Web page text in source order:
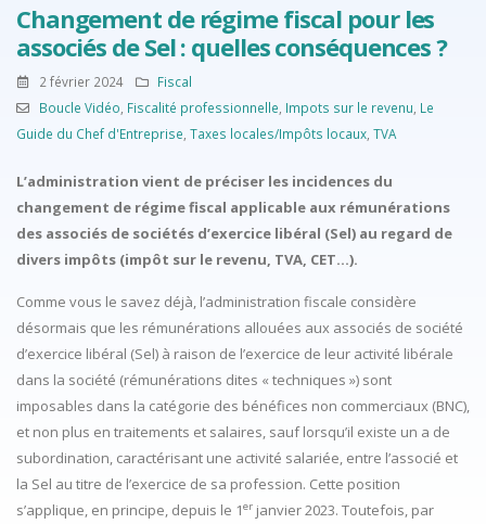
Changement de régime fiscal pour les
associés de Sel : quelles conséquences ?
2 février 2024
Fiscal
Boucle Vidéo Fiscalité professionnelle Impots sur le revenu Le
Guide du Chef d'Entreprise Taxes locales/Impôts locaux TVA
L’administration vient de préciser les incidences du
changement de régime fiscal applicable aux rémunérations
des associés de sociétés d’exercice libéral (Sel) au regard de
divers impôts (impôt sur le revenu, TVA, CET…).
Comme vous le savez déjà, l’administration fiscale considère
désormais que les rémunérations allouées aux associés de société
d’exercice libéral (Sel) à raison de l’exercice de leur activité libérale
dans la société (rémunérations dites « techniques ») sont
imposables dans la catégorie des bénéfices non commerciaux (BNC),
et non plus en traitements et salaires, sauf lorsqu’il existe un a de
subordination, caractérisant une activité salariée, entre l’associé et
la Sel au titre de l’exercice de sa profession. Cette position
s’applique, en principe, depuis le 1er janvier 2023. Toutefois, par